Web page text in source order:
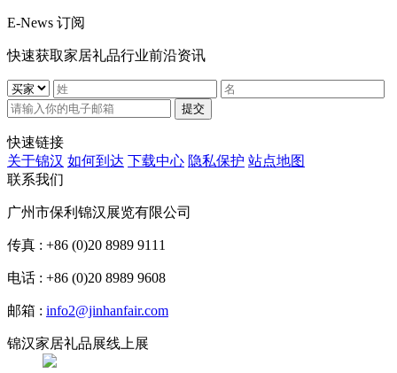
E-News 订阅
快速获取家居礼品行业前沿资讯
提交
快速链接
关于锦汉 如何到达 下载中心 隐私保护 站点地图
联系我们
广州市保利锦汉展览有限公司
传真 : +86 (0)20 8989 9111
电话 : +86 (0)20 8989 9608
邮箱 : info2@jinhanfair.com
锦汉家居礼品展线上展